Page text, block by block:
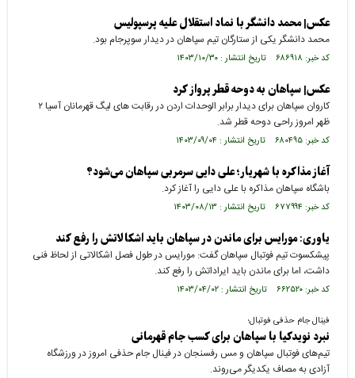
عکس| محمد دانشگر با نماد استقلال علیه پرسپولیس
محمد دانشگر یکی از ستارگان تیم سپاهان در دیدار سوپرجام بود.
کد خبر: ۶۸۶۹۱۸ تاریخ انتشار : ۱۴۰۳/۱۰/۳۰
عکس| سپاهان به دوحه قطر پرواز کرد
کاروان سپاهان برای دیدار برابر الوحدات اردن در رقابت های لیگ قهرمانان آسیا ۲
ظهر امروز راحی دوحه قطر شد.
کد خبر: ۶۸۰۴۹۵ تاریخ انتشار : ۱۴۰۳/۰۹/۰۴
آغاز مذاکره با شهریار؛ علی دایی سرمربی سپاهان می‌شود؟
باشگاه سپاهان مذاکره با علی دایی را آغاز کرد.
کد خبر: ۶۷۷۹۹۴ تاریخ انتشار : ۱۴۰۳/۰۸/۱۳
یاوری: مورایس برای ماندن در سپاهان باید اشکالاتش را رفع کند
پیشکسوت تیم فوتبال سپاهان گفت: مورایس در طول فصل اشکالاتی از لحاظ فنی
داشت، اما برای ماندن باید ایراداتش را رفع کند.
کد خبر: ۶۶۲۵۲۰ تاریخ انتشار : ۱۴۰۳/۰۴/۰۲
فینال جام حذفی فوتبال؛
نبرد نویدکیا با سپاهان برای کسب جام قهرمانی
تیم‌های فوتبال سپاهان و مس رفسنجان در فینال جام حذفی امروز در ورزشگاه
آزادی به مصاف یکدیگر می‌روند.